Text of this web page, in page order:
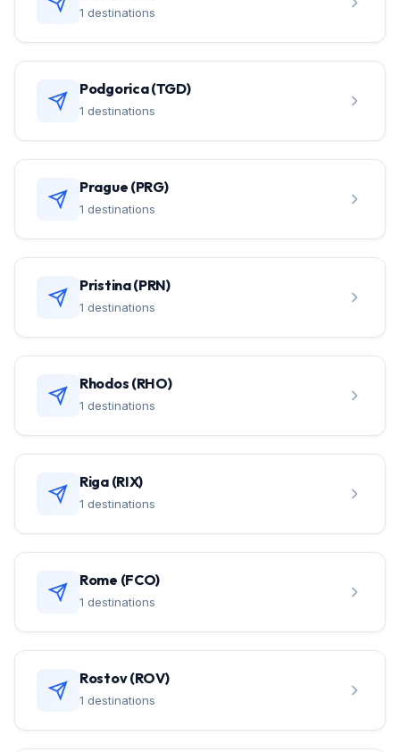
1 destinations
Podgorica (TGD)
1 destinations
Prague (PRG)
1 destinations
Pristina (PRN)
1 destinations
Rhodos (RHO)
1 destinations
Riga (RIX)
1 destinations
Rome (FCO)
1 destinations
Rostov (ROV)
1 destinations